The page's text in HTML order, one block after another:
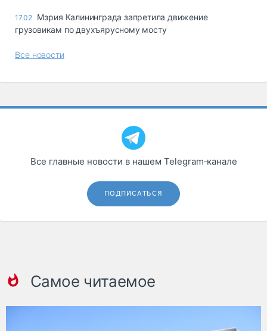
17.02 Мэрия Калининграда запретила движение
грузовикам по двухъярусному мосту
Все новости
Все главные новости в нашем Telegram‑канале
ПОДПИСАТЬСЯ
Самое читаемое